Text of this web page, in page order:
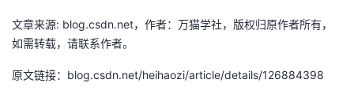
程
认
的
我
持
建
文章来源: blog.csdn.net，作者：万猫学社，版权归原作者所有，
如需转载，请联系作者。
原文链接：blog.csdn.net/heihaozi/article/details/126884398